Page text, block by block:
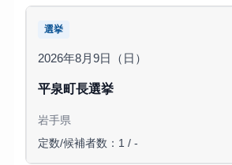
選挙
2026年8月9日（日）
平泉町長選挙
岩手県
定数/候補者数：1 / -